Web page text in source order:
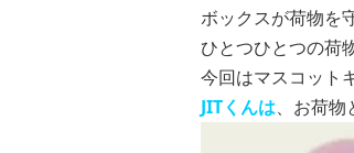
ボックスが荷物を
ひとつひとつの荷
今回はマスコット
JITくんは、お荷物